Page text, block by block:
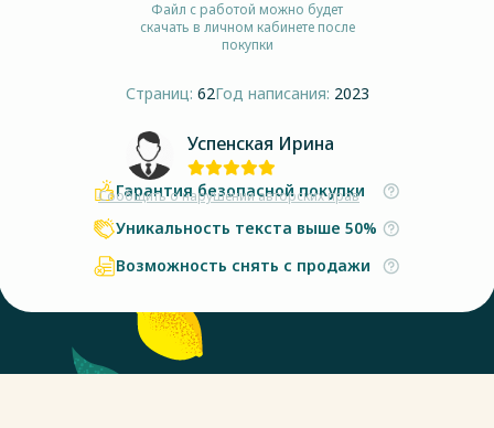
Файл с работой можно будет
скачать в личном кабинете после
покупки
Страниц: 62Год написания: 2023
Успенская Ирина
Сообщить о нарушении авторских прав
Гарантия безопасной покупки
Уникальность текста выше 50%
Возможность снять с продажи